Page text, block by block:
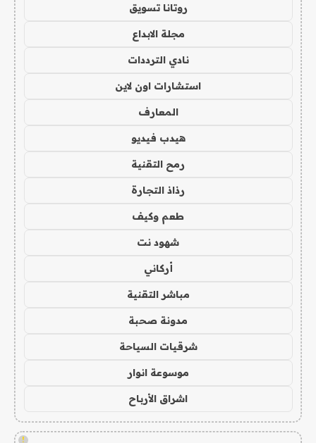
روتانا تسويق
مجلة الابداع
نادي الترددات
استشارات اون لاين
المعارف
هيدب فيديو
رمح التقنية
رذاذ التجارة
طعم وكيف
شهود نت
أركاني
مباشر التقنية
مدونة صحبة
شرقيات السياحة
موسوعة انوار
اشراق الأرباح
!